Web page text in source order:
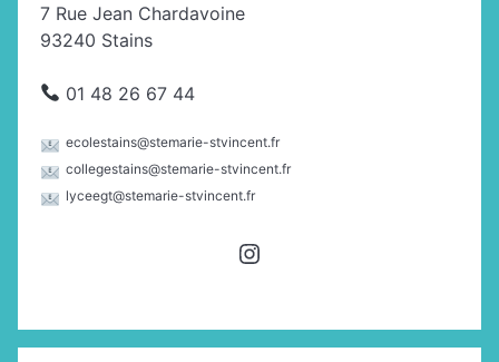
7 Rue Jean Chardavoine
93240 Stains
01 48 26 67 44
ecolestains@stemarie-stvincent.fr
collegestains@stemarie-stvincent.fr
lyceegt@stemarie-stvincent.fr
Instagram